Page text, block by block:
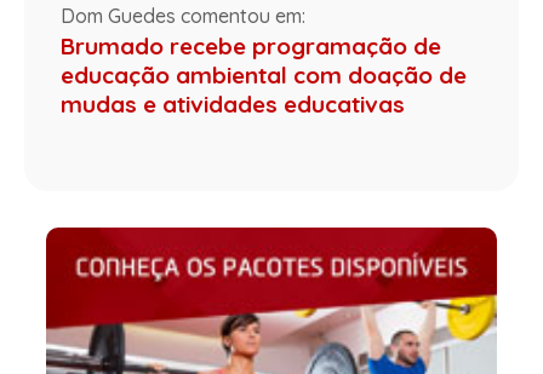
Dom Guedes comentou em:
Brumado recebe programação de
educação ambiental com doação de
mudas e atividades educativas